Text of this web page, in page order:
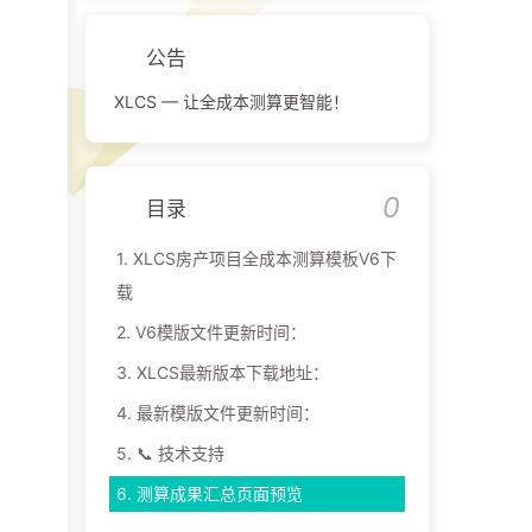
公告
XLCS — 让全成本测算更智能！
目录 0
1. XLCS房产项目全成本测算模板V6下
载
2. V6模版文件更新时间：
3. XLCS最新版本下载地址：
4. 最新模版文件更新时间：
5. 📞 技术支持
6. 测算成果汇总页面预览